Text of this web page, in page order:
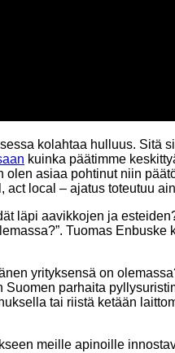
kolahtaa hulluus. Sitä
kuinka päätimme
asiaa pohtinut niin
local – ajatus toteutuu
läpi aavikkojen ja
Tuomas Enbuske
yrityksensä on
parhaita
tai riistä ketään
meille apinoille